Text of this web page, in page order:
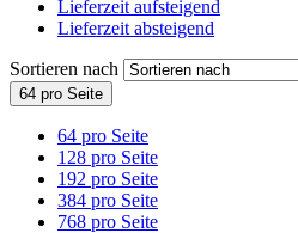
Lieferzeit aufsteigend
Lieferzeit absteigend
Sortieren nach
64 pro Seite
64 pro Seite
128 pro Seite
192 pro Seite
384 pro Seite
768 pro Seite